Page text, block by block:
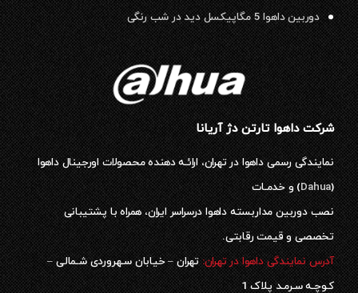
دوربین داهوا 5 مگاپیکسل دید در شب رنگی
شرکت داهوا تارتن دژ آریانا
نمایندگی رسمی داهوا در تهران، ارائـه دهنده محصولات اورجینال داهوا
(
Dahua) و خدمـات
نصب دوربین مداربسته داهوا درسراسر ایران، همراه با پشتیبانی
تخصصی و قیمت رقابتی.
آدرس نمایندگی داهوا در تهران:تهران – خیابان سـهروردی شـمالی –
کـوچـه سـرمـد پلاک 1